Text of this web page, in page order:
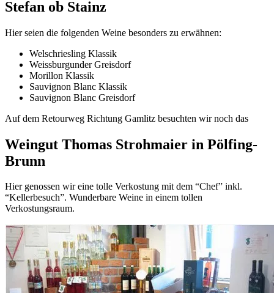
Stefan ob Stainz
Hier seien die folgenden Weine besonders zu erwähnen:
Welschriesling Klassik
Weissburgunder Greisdorf
Morillon Klassik
Sauvignon Blanc Klassik
Sauvignon Blanc Greisdorf
Auf dem Retourweg Richtung Gamlitz besuchten wir noch das
Weingut Thomas Strohmaier in Pölfing-
Brunn
Hier genossen wir eine tolle Verkostung mit dem “Chef” inkl.
“Kellerbesuch”. Wunderbare Weine in einem tollen
Verkostungsraum.